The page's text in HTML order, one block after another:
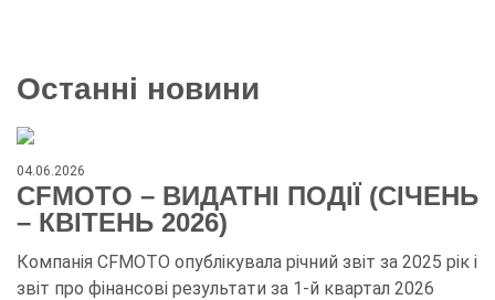
Останні новини
04.06.2026
CFMOTO – ВИДАТНІ ПОДІЇ (СІЧЕНЬ
– КВІТЕНЬ 2026)
Компанія CFMOTO опублікувала річний звіт за 2025 рік і
звіт про фінансові результати за 1-й квартал 2026